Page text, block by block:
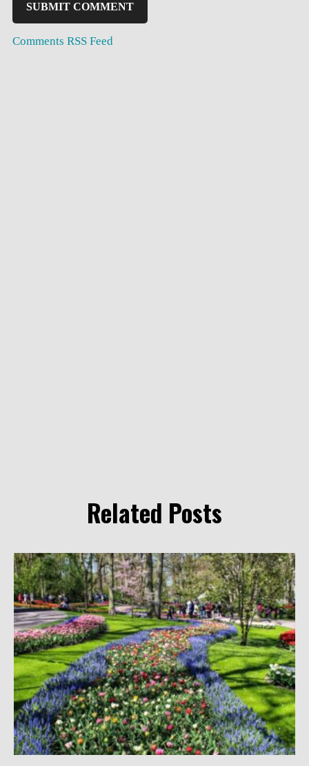
Comments RSS Feed
Related Posts